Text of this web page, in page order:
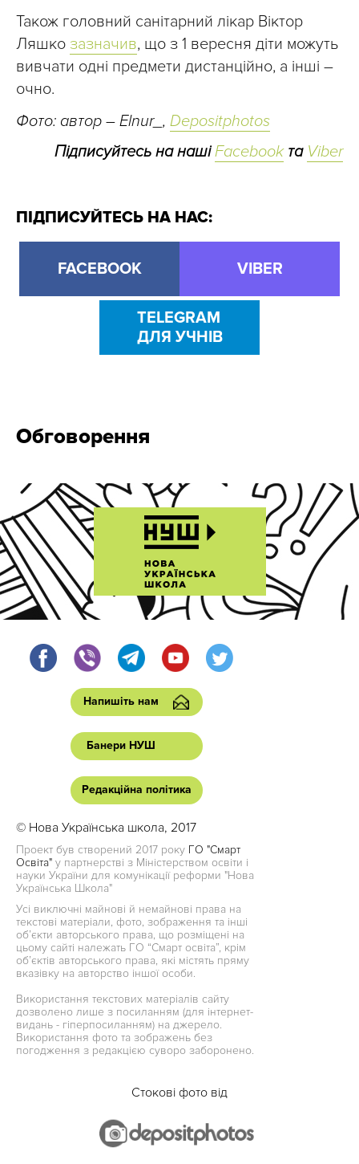
Також головний санітарний лікар Віктор
Ляшко зазначив, що з 1 вересня діти можуть
вивчати одні предмети дистанційно, а інші –
очно.
Фото: автор – Elnur_, Depositphotos
Підписуйтесь на нашіFacebookта Viber
ПІДПИСУЙТЕСЬ НА НАС:
FACEBOOK VIBER
TELEGRAM
ДЛЯ УЧНІВ
Обговорення
Напишіть нам
Банери НУШ
Редакційна політика
© Нова Українська школа, 2017
Проект був створений 2017 року ГО "Смарт
Освіта" у партнерстві з Міністерством освіти і
науки України для комунікації реформи "Нова
Українська Школа"
Усі виключні майнові й немайнові права на
текстові матеріали, фото, зображення та інші
об’єкти авторського права, що розміщені на
цьому сайті належать ГО “Смарт освіта”, крім
об’єктів авторського права, які містять пряму
вказівку на авторство іншої особи.
Використання текстових матеріалів сайту
дозволено лише з посиланням (для інтернет-
видань - гіперпосиланням) на джерело.
Використання фото та зображень без
погодження з редакцією суворо заборонено.
Стокові фото від